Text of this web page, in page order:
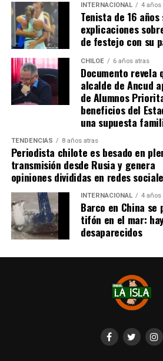
Actualmente, Gómez se encuentra
realizando trámites y participando
distintos medios de comunicación.
una fecha exacta para su viaje a
se administra el medicamento,
realizarlo «a mediados de junio».
Cabe destacar que, pese a que se
por ende, la meta se cumplió,
redes sociales, eventos a beneficios
¿Como ayudar?
Instagram,
Fernando Jara (padre)
19.968.680-1
Banco Falabella, cuenta corriente
11510154944
fernandokine1998@gmail.com
INTERNACIONAL 4 años
Tenista de 16
explicaciones
de festejo con su
CHILOE 6 años atras
Documento revela
alcalde de Ancud
de Alumnos
beneficios del
una supuesta
TENDENCIAS 8 años atras
Periodista chilote es besado en
transmisión desde Rusia y genera
opiniones divididas en redes
INTERNACIONAL 4 años
Barco en China
tifón en el mar:
desaparecidos